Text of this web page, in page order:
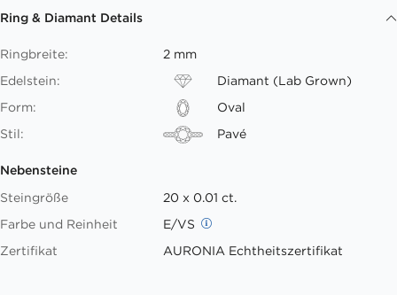
Ring & Diamant Details
Ringbreite:
2 mm
Edelstein:
Diamant (Lab Grown)
Form:
Oval
Stil:
Pavé
Nebensteine
Steingröße
20 x 0.01 ct.
Farbe und Reinheit
E/VS
Zertifikat
AURONIA Echtheitszertifikat